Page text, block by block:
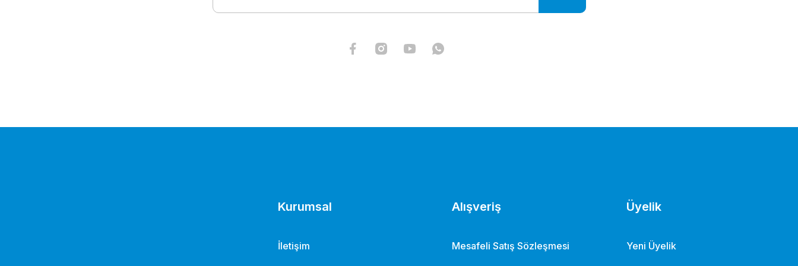
Kurumsal
İletişim
Alışveriş
Mesafeli Satış Sözleşmesi
Üyelik
Yeni Üyelik